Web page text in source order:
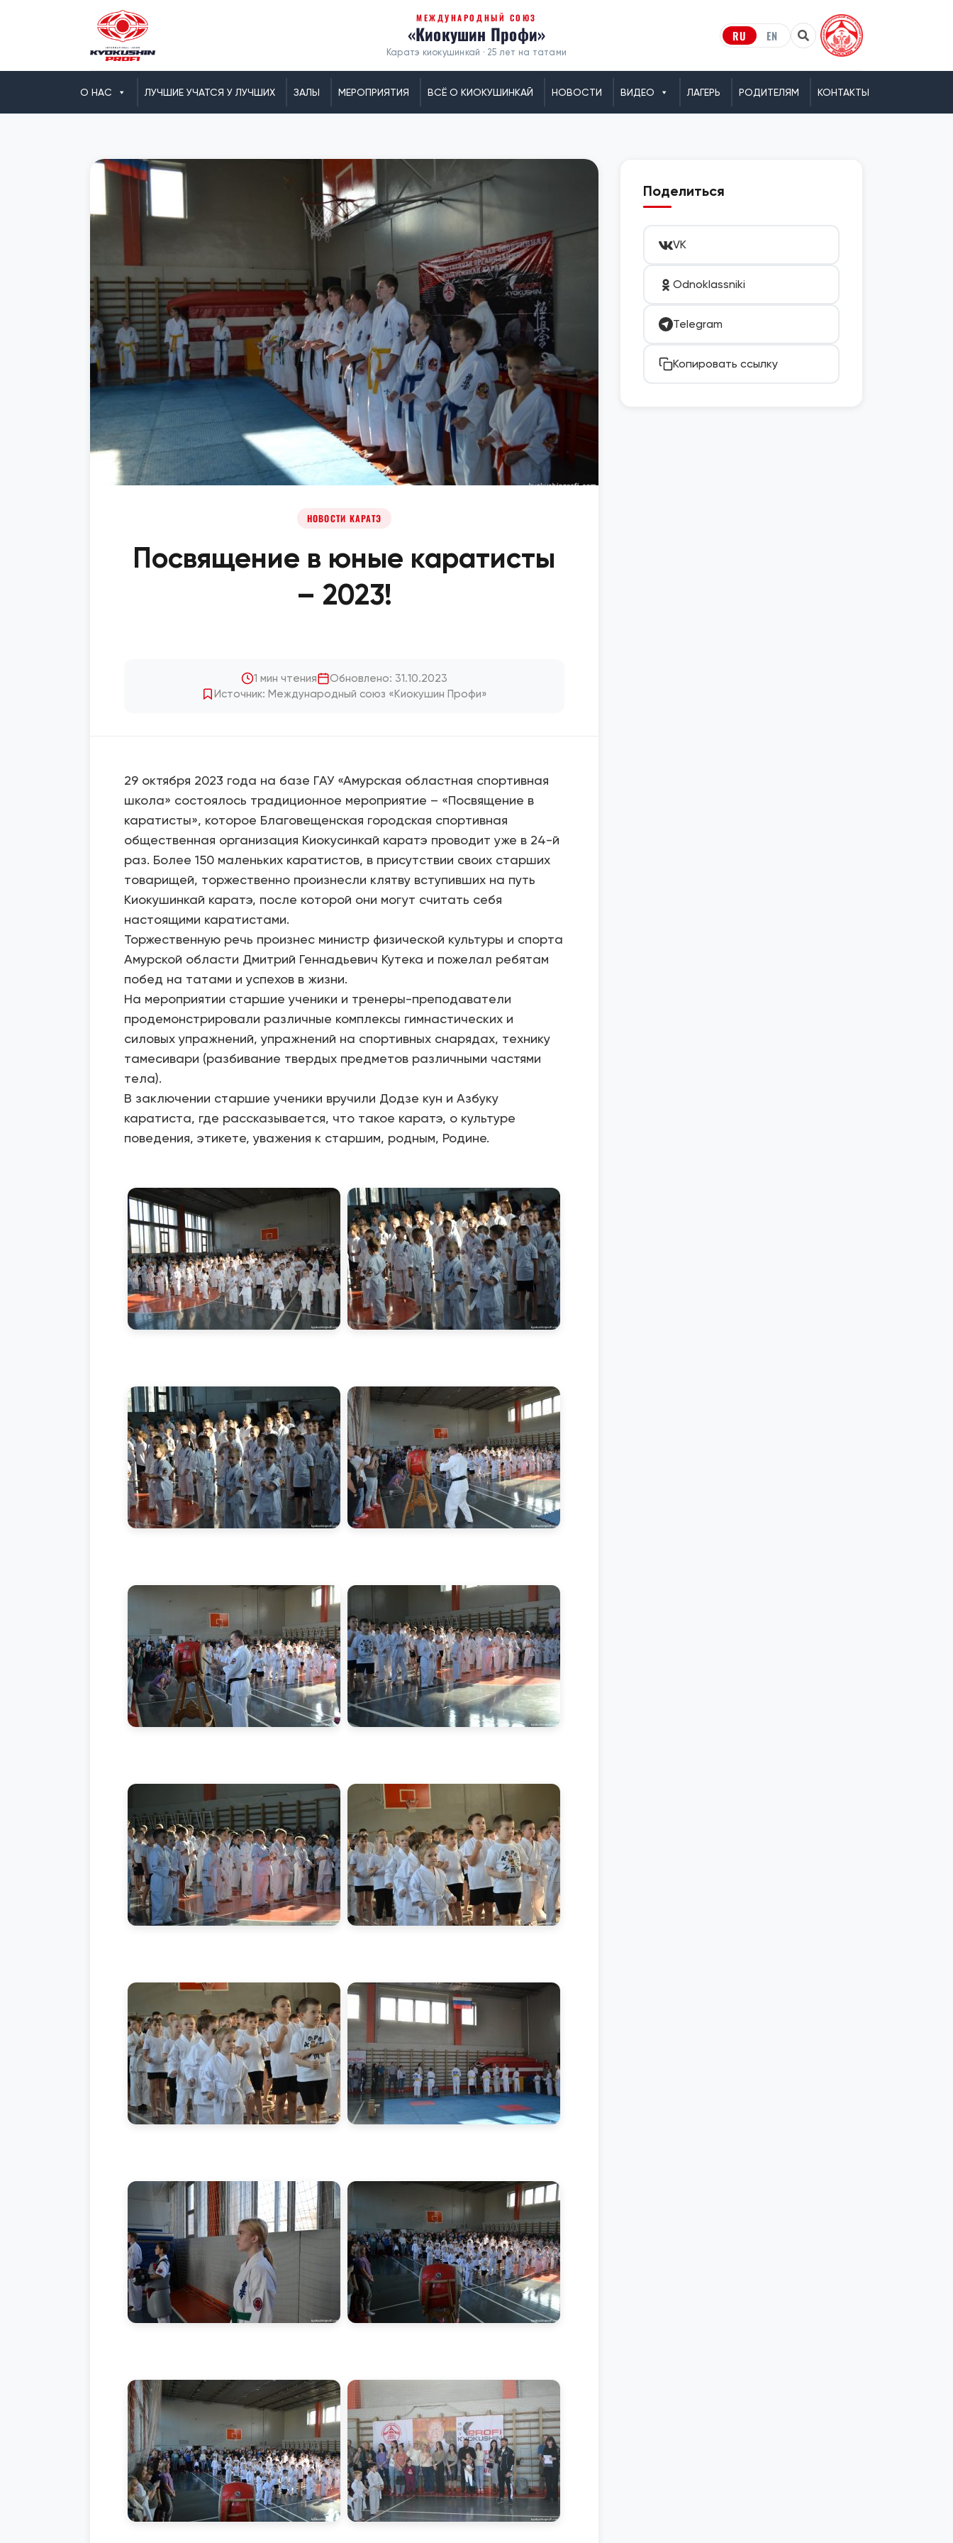
МЕЖДУНАРОДНЫЙ СОЮЗ
«Киокушин Профи»
Каратэ киокушинкай · 25 лет на татами
RU EN
О НАС ЛУЧШИЕ УЧАТСЯ У ЛУЧШИХ ЗАЛЫ МЕРОПРИЯТИЯ ВСЁ О КИОКУШИНКАЙ НОВОСТИ ВИДЕО ЛАГЕРЬ РОДИТЕЛЯМ КОНТАКТЫ
НОВОСТИ КАРАТЭ
Посвящение в юные каратисты
– 2023!
1 мин чтения
Обновлено: 31.10.2023
Источник: Международный союз «Киокушин Профи»
29 октября 2023 года на базе ГАУ «Амурская областная спортивная
школа» состоялось традиционное мероприятие – «Посвящение в
каратисты», которое Благовещенская городская спортивная
общественная организация Киокусинкай каратэ проводит уже в 24-й
раз. Более 150 маленьких каратистов, в присутствии своих старших
товарищей, торжественно произнесли клятву вступивших на путь
Киокушинкай каратэ, после которой они могут считать себя
настоящими каратистами.
Торжественную речь произнес министр физической культуры и спорта
Амурской области Дмитрий Геннадьевич Кутека и пожелал ребятам
побед на татами и успехов в жизни.
На мероприятии старшие ученики и тренеры-преподаватели
продемонстрировали различные комплексы гимнастических и
силовых упражнений, упражнений на спортивных снарядах, технику
тамесивари (разбивание твердых предметов различными частями
тела).
В заключении старшие ученики вручили Додзе кун и Азбуку
каратиста, где рассказывается, что такое каратэ, о культуре
поведения, этикете, уважения к старшим, родным, Родине.
Поделиться
VK
Odnoklassniki
Telegram
Копировать ссылку